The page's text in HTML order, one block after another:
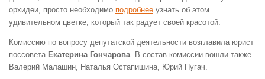
орхидеи, просто необходимо подробнее узнать об этом
удивительном цветке, который так радует своей красотой.
Комиссию по вопросу депутатской деятельности возглавила юрист
поссоветаЕкатерина Гончарова. В состав комиссии вошли также
Валерий Малашин, Наталья Остапишина, Юрий Пугач.